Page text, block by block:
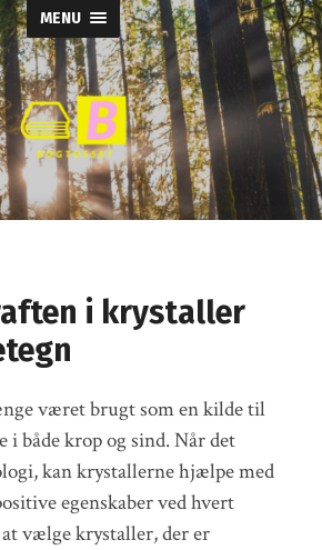
MENU
Bogtosset
i krystaller
været brugt som en kilde til
i både krop og sind. Når det
kan krystallerne hjælpe med
egenskaber ved hvert
vælge krystaller, der er